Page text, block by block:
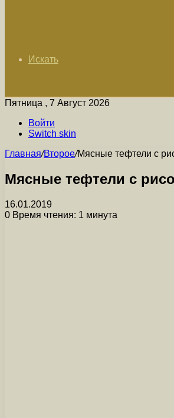
Искать
Пятница , 7 Август 2026
Войти
Switch skin
Главная/Второе/Мясные тефтели с
Мясные тефтели с
16.01.2019
0 Время чтения: 1 минута